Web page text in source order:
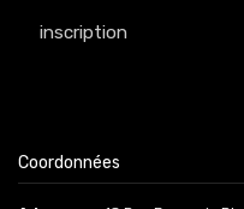
inscription
Coordonnées